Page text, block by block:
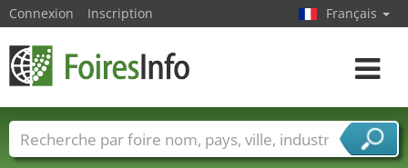
Connexion Inscription Français
Toggle